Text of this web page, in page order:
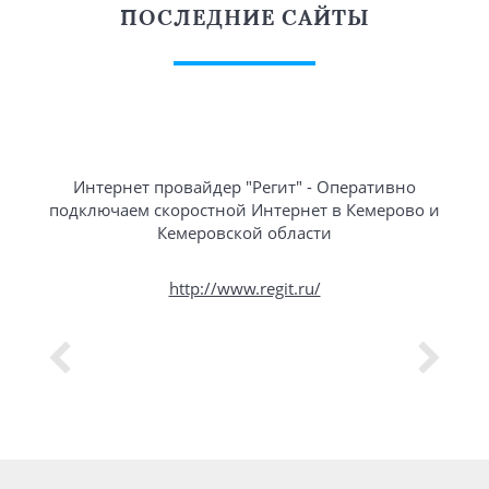
ПОСЛЕДНИЕ САЙТЫ
Интернет провайдер "Регит" - Оперативно
подключаем скоростной Интернет в Кемерово и
Кемеровской области
http://www.regit.ru/